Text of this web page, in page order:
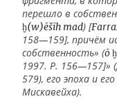
перешло в
ḫ(w)ēšīh mad) [
158—159], причём
собственность» (ō
1997. P. 156—157]»
579), его эпоха и
Мискавейха).